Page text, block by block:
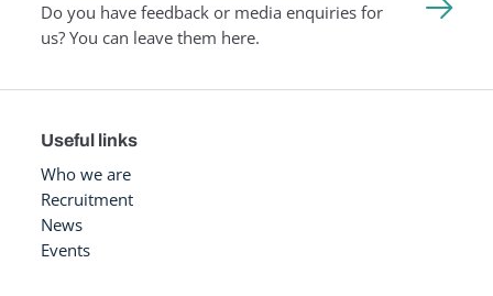
Do you have feedback or media enquiries for
us? You can leave them here.
Useful links
Who we are
Recruitment
News
Events